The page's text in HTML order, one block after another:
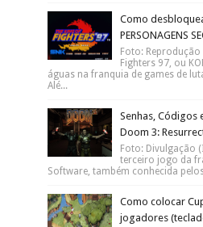
Como
PERSONAGENS
Foto: Reprodução
Fighters 97, ou
águas na franquia de games de
Alé...
Senhas, Códigos
Doom 3:
Foto: Divulgação
terceiro jogo da
Software, também conhecida
Como colocar
jogadores